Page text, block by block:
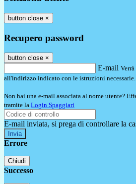
button close ×
Recupero password
button close ×
E-mail
all'indirizzo indicato con le istruzioni necessarie.
Non hai una e-mail associata al nome utente?
tramite la Login Spaggiari
E-mail inviata, si prega di controllare la
Errore
Chiudi
Successo